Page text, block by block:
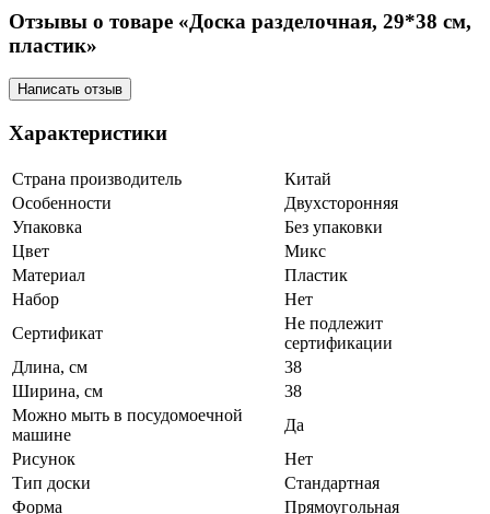
Отзывы о товаре «Доска разделочная, 29*38 см,
пластик»
Написать отзыв
Характеристики
Страна производитель
Китай
Особенности
Двухсторонняя
Упаковка
Без упаковки
Цвет
Микс
Материал
Пластик
Набор
Нет
Сертификат
Не подлежит
сертификации
Длина, см
38
Ширина, см
38
Можно мыть в посудомоечной
машине
Да
Рисунок
Нет
Тип доски
Стандартная
Форма
Прямоугольная